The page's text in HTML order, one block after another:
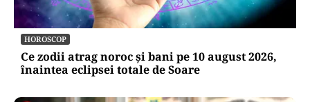
HOROSCOP
Ce zodii atrag noroc și bani pe 10 august 2026,
înaintea eclipsei totale de Soare